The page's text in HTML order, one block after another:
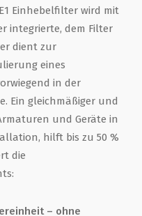
Einhebelfilter wird mit
integrierte, dem Filter
dient zur
eines
in der
Ein gleichmäßiger und
und Geräte in
hilft bis zu 50 %
die
– ohne